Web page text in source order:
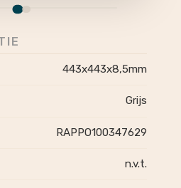
443x443x8,5mm
Grijs
RAPPO100347629
n.v.t.